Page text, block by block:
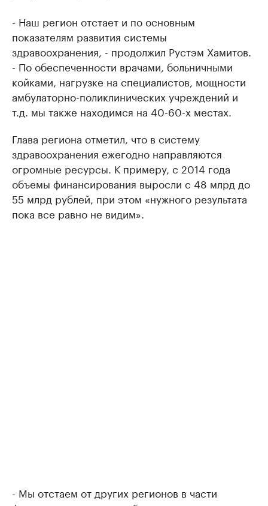
- Наш регион отстает и по основным
показателям развития системы
здравоохранения, - продолжил Рустэм Хамитов.
- По обеспеченности врачами, больничными
койками, нагрузке на специалистов, мощности
амбулаторно-поликлинических учреждений и
т.д. мы также находимся на 40-60-х местах.
Глава региона отметил, что в систему
здравоохранения ежегодно направляются
огромные ресурсы. К примеру, с 2014 года
объемы финансирования выросли с 48 млрд до
55 млрд рублей, при этом «нужного результата
пока все равно не видим».
- Мы отстаем от других регионов в части